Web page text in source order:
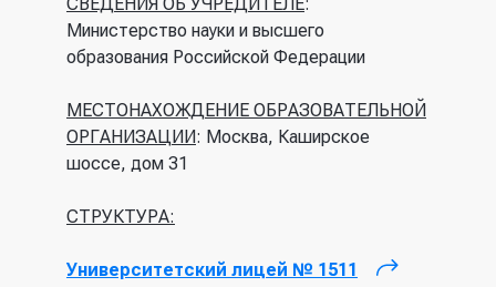
Министерство науки и высшего
образования Российской Федерации
МЕСТОНАХОЖДЕНИЕ ОБРАЗОВАТЕЛЬНОЙ
ОРГАНИЗАЦИИ: Москва, Каширское
шоссе, дом 31
СТРУКТУРА:
Университетский лицей № 1511
(внешняя